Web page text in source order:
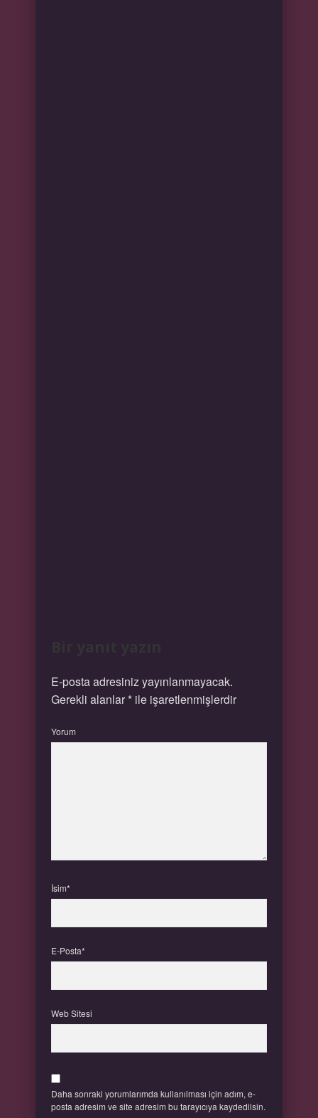
E-posta adresiniz yayınlanmayacak.
Gerekli alanlar*ile işaretlenmişlerdir
Yorum
İsim*
E-Posta*
Web Sitesi
Daha sonraki yorumlarımda kullanılması için adım, e-
posta adresim ve site adresim bu tarayıcıya kaydedilsin.